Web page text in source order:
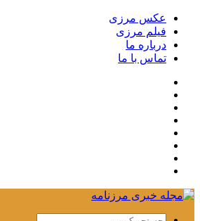
عکس مرزی
فیلم مرزی
درباره ما
تماس با ما